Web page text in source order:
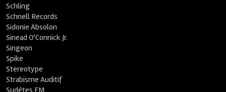
Schling
Schnell Records
Sidonie Absolon
Sinead O'Connick Jr.
Singeon
Spike
Stereotype
Strabisme Auditif
Sudètes FM